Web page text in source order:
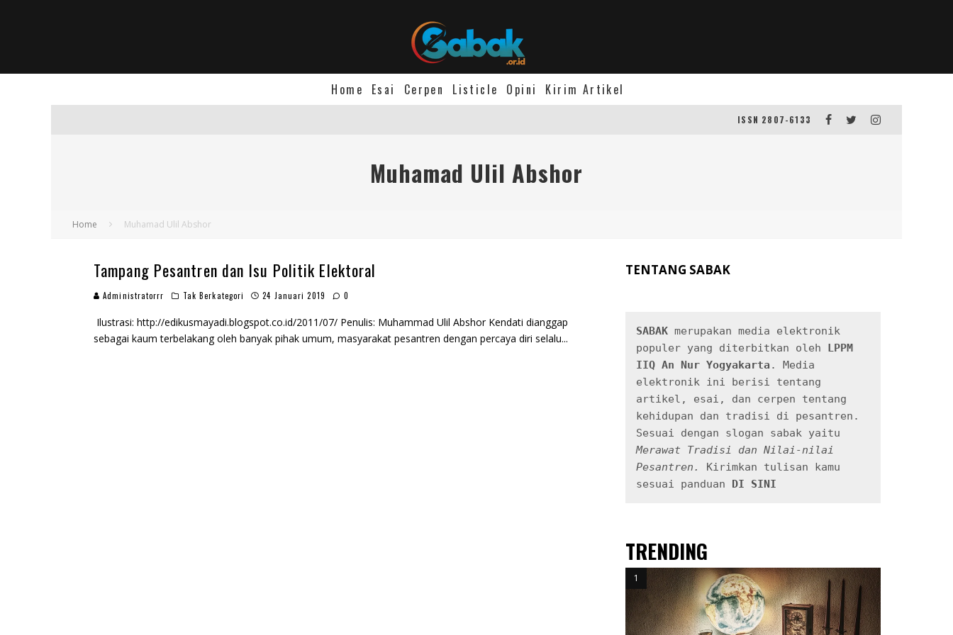
Home Esai Cerpen Listicle Opini Kirim Artikel
ISSN 2807-6133
Muhamad Ulil Abshor
Home Muhamad Ulil Abshor
Tampang Pesantren dan Isu Politik Elektoral
Administratorrr Tak Berkategori 24 Januari 2019 0
Ilustrasi: http://edikusmayadi.blogspot.co.id/2011/07/ Penulis: Muhammad Ulil Abshor Kendati dianggap
sebagai kaum terbelakang oleh banyak pihak umum, masyarakat pesantren dengan percaya diri selalu...
TENTANG SABAK
SABAK merupakan media elektronik
populer yang diterbitkan oleh LPPM
IIQ An Nur Yogyakarta . Media
elektronik ini berisi tentang
artikel, esai, dan cerpen tentang
kehidupan dan tradisi di pesantren.
Merawat Tradisi dan Nilai-nilai
Pesantren.
Kirimkan tulisan kamu
sesuai panduan DI SINI
TRENDING